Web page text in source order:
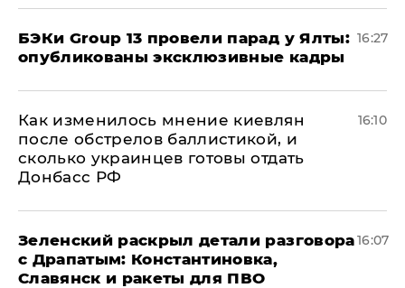
​БЭКи Group 13 провели парад у Ялты:
опубликованы эксклюзивные кадры
16:27
Как изменилось мнение киевлян
после обстрелов баллистикой, и
сколько украинцев готовы отдать
Донбасс РФ
16:10
​Зеленский раскрыл детали разговора
с Драпатым: Константиновка,
Славянск и ракеты для ПВО
16:07